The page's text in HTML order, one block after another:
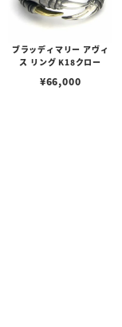
ブラッディマリー アヴィ
ス リング K18クロー
¥66,000